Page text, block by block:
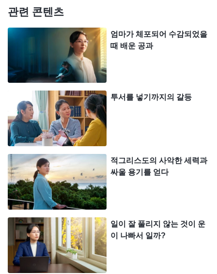
지, 어떤 패괴 성품을 드러냈는지, 책망받는 일에서
자신이 지켜야 할 원칙을 구했는지, 진리 원칙에 따
라 일을 처리했는지, 책임을 다했는지 등을 반성하지
않는다. 그는 이런 문제를 성찰하거나 돌아보지 않
고, 생각하거나 묵상하지도 않는다. 그는 자기 뜻대
계를 하면 분노가 솟구치며, 마음속에 불복과 원망이
가득해진다. 누가 타일러도 안 된다. 그는 책망과 훈
계를 받아들이지 못하고, 하나님 앞에 나아와 스스로
과정에서 대충 건성으로 하거나 제멋대로 나쁜 짓을
하는 등 원칙에 부합하지 않는 행동을 해결하지도 않
는다. 또 그 가운데서 자신의 패괴 성품을 해결하지
않고 이유를 찾아 스스로를 변호하고 변명하며, 심지
어는 도발하고 선동하는 성격의 말을 하기도 한다.
요컨대, 책망과 훈계를 받을 때 적그리스도의 구체적
인 모습은 불복하고 불만을 품고, 반발하고, 반항하
관련 콘텐츠
엄마가 체포되어 수감되었을
때 배운 공과
투서를 넣기까지의 갈등
적그리스도의 사악한 세력과
싸울 용기를 얻다
일이 잘 풀리지 않는 것이 운
이 나빠서 일까?